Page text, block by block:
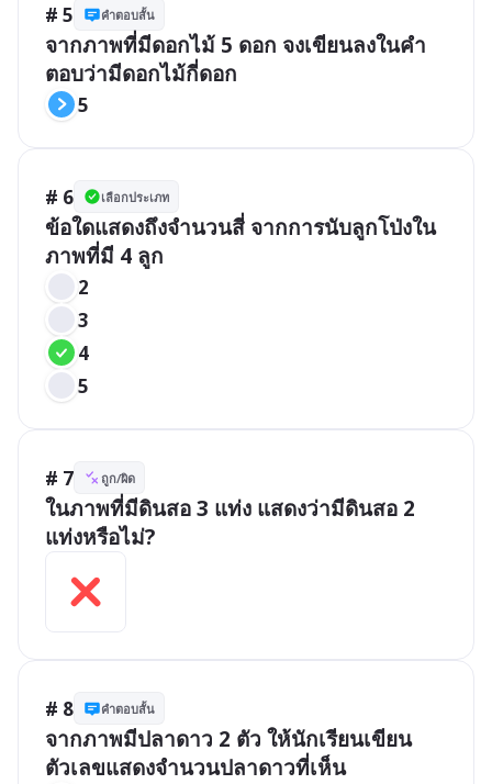
# 5 คำตอบสั้น
จากภาพที่มีดอกไม้ 5 ดอก จงเขียนลงในคำ
ตอบว่ามีดอกไม้กี่ดอก
5
# 6 เลือกประเภท
ข้อใดแสดงถึงจำนวนสี่ จากการนับลูกโป่งใน
ภาพที่มี 4 ลูก
2
3
4
5
# 7 ถูก/ผิด
ในภาพที่มีดินสอ 3 แท่ง แสดงว่ามีดินสอ 2
แท่งหรือไม่?
# 8 คำตอบสั้น
จากภาพมีปลาดาว 2 ตัว ให้นักเรียนเขียน
ตัวเลขแสดงจำนวนปลาดาวที่เห็น